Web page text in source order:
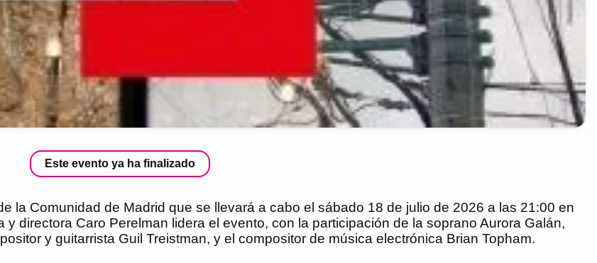
Este evento ya ha finalizado
la Comunidad de Madrid que se llevará a cabo el sábado 18 de julio de 2026 a las 21:00 en
directora Caro Perelman lidera el evento, con la participación de la soprano Aurora Galán,
y guitarrista Guil Treistman, y el compositor de música electrónica Brian Topham.